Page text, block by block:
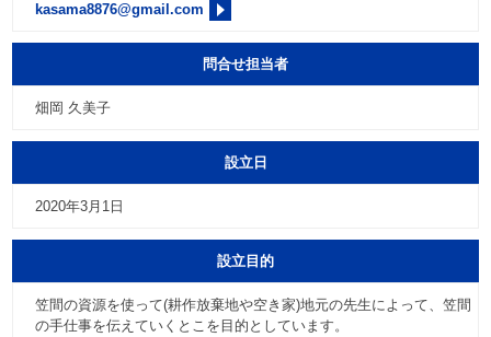
kasama8876@gmail.com
問合せ担当者
畑岡 久美子
設立日
2020年3月1日
設立目的
笠間の資源を使って(耕作放棄地や空き家)地元の先生によって、笠間
の手仕事を伝えていくとこを目的としています。